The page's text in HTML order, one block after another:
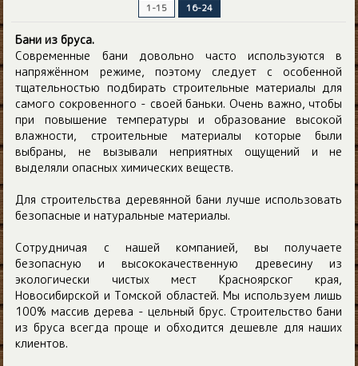
1-15 16-24
Бани из бруса.
Современные бани довольно часто используются в
напряжённом режиме, поэтому следует с особенной
тщательностью подбирать строительные материалы для
самого сокровенного - своей баньки. Очень важно, чтобы
при повышение температуры и образование высокой
влажности, строительные материалы которые были
выбраны, не вызывали неприятных ощущений и не
выделяли опасных химических веществ.
Для строительства деревянной бани лучше использовать
безопасные и натуральные материалы.
Сотрудничая с нашей компанией, вы получаете
безопасную и высококачественную древесину из
экологически чистых мест Красноярског края,
Новосибирской и Томской областей. Мы используем лишь
100% массив дерева - цельный брус. Cтроительство бани
из бруса всегда проще и обходится дешевле для наших
клиентов.